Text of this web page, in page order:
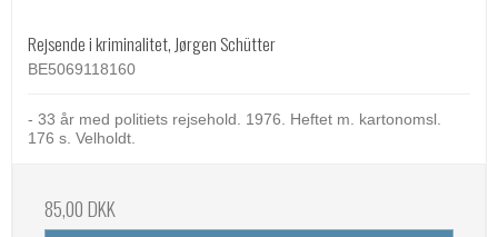
Rejsende i kriminalitet, Jørgen Schütter
BE5069118160
- 33 år med politiets rejsehold. 1976. Heftet m. kartonomsl.
176 s. Velholdt.
85,00 DKK